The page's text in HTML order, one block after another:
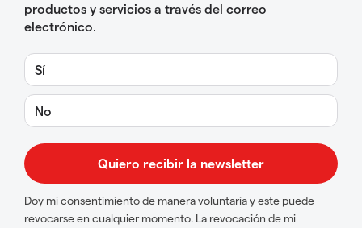
productos y servicios a través del correo
electrónico.
Sí
No
Doy mi consentimiento de manera voluntaria y este puede
revocarse en cualquier momento. La revocación de mi